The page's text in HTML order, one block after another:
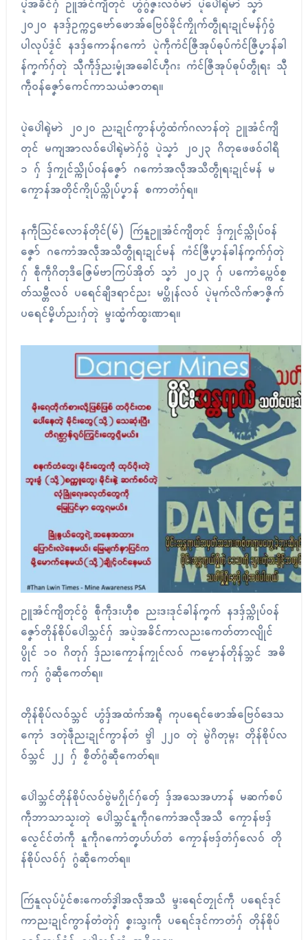
ပ္ဍဲအခိၚ်ဂှ် ဥူအံၚ်ကျဳတုၚ် ဟွံဂွံဇၞးလဝ်မာဲ ပ္ဍဲပေါဲရုဲမာဲ သၞာံ
၂၀၂၀ နဒဒှ်ဥက္ကဌဗော်ဖောအ်ဗြေဝ်ခိုၚ်ကၠိုက်တွဵုရးဍုၚ်မန်ဂှ်ဝွံ
ပါလုပ်ဒၟံၚ် နဒဒှ်ကောန်ဂကောံ ပ္ဍဲကဵုကံၚ်ဇြဳအုပ်ဓုပ်ကံၚ်ဇြဳပၞာန်ခါ
န်ကၞက်ဂှ်တုဲ သီုကဵုဒှ်ညးမၞုံအခေါၚ်ဟီုဂး ကံၚ်ဇြဳအုပ်ဓုပ်တွဵုရး သီု
ကဵုဝန်ဇၞော်ကေၚ်ကာသယံဇာတရ။
ပ္ဍဲပေါဲရုဲမာဲ ၂၀၂၀ ညးဍုၚ်ကွာန်ဟွံထံက်ဂလာန်တုဲ ဥူအံၚ်ကျဳ
တုၚ် မကျအာလဝ်ပေါဲရုဲမာဲဂှ်ဝွံ ပ္ဍဲသၞာံ ၂၀၂၃ ဂိတုဖေဖဝ်ဝါရဳ
၁ ဂှ် ဒှ်ကၠုၚ်သ္ကိုပ်ဝန်ဇၞော် ဂကောံအလဵုအသဳတွဵုရးဍုၚ်မန် မ
ကၠောန်အတိုၚ်က္ဍိုပ်သ္ကိုပ်ပၞာန် စကာတံဂှ်ရ။
နကဵုသြၚ်လောန်တိုၚ်(မ်) ကြဴနူဥူအံၚ်ကျဳတုၚ် ဒှ်ကၠုၚ်သ္ကိုပ်ဝန်
ဇၞော် ဂကောံအလဵုအသဳတွဵုရးဍုၚ်မန် ကံၚ်ဇြဳပၞာန်ခါန်ကၞက်ဂှ်တုဲ
ဂှ် စဵုကဵုဂိတုဒဳဇြေမ်ဗာကြပ်အိုတ် သၞာံ ၂၀၂၃ ဂှ် ပကောံပ္ကေဝ်စၟ
တ်သမ္တီလဝ် ပရေၚ်ချဳဒရာၚ်ညး မပ္တိုန်လဝ် ပ္ဍဲမုက်လိက်ဇာဇၞိက်
ပရေၚ်မၞိဟ်ညးဂှ်တုဲ မ္ဒးထ္မံက်ထ္ၜးဏာရ။
ဥူအံၚ်ကျဳတုၚ်ဝွံ စဵုကဵုဒးဟီုစ ညးဒးဒုၚ်ခါန်ကၞက် နဒဒှ်သ္ကိုပ်ဝန်
ဇၞော်တိုန်စိုပ်ပေါဲသ္ဘၚ်ဂှ် အပ္ဍဲအခိၚ်ကာလညးကေတ်တာလျိုၚ်
ပွိုၚ် ၁၀ ဂိတုဂှ် ဒှ်ညးကၠောန်ကၠုၚ်လဝ် ကမၠောန်တိုန်သ္ဘၚ် အဓိ
ကဂှ် ဂွံဆဵုကေတ်ရ။
တိုန်စိုပ်လဝ်သ္ဘၚ် ဟွံဒှ်အထံက်အရီု ကုပရေၚ်ဖောအ်ဗြေဝ်ဒေသ
ကေုာံ ဒတုဲဖဵုညးဍုၚ်ကွာန်တံ ဗ္ဒါဲ ၂၂၀ တုဲ မွဲဂိတုမ္ဂး တိုန်စိုပ်လ
ဝ်သ္ဘၚ် ၂၂ ဂှ် စၟဳတ်ဂွံဆဵုကေတ်ရ။
ပေါဲသ္ဘၚ်တိုန်စိုပ်လဝ်ဗွဲမဂၠိုၚ်ဂှ်တှ်ေ ဒှ်အသေအဟာန် မဆက်စပ်
ကဵုဘာသာသၟးတုဲ ပေါဲသ္ဘၚ်နူကဵုဂကောံအလဵုအသဳ ကၠောန်ဗဒှ်
လၟေၚ်ၚ်တံကဵု နူကဵုဂကောံတၞဟ်ဟ်တံ ကၠောန်ဗဒှ်တံဂှ်လေဝ် တို
န်စိုပ်လဝ်ဂှ် ဂွံဆဵုကေတ်ရ။
ကြဴနူလုပ်ပၠံၚ်ၜးကေတ်ဒၞါဲအလဵုအသဳ မ္ဒးရေၚ်တၠုၚ်ကဵု ပရေၚ်ဒုၚ်
ကာညးဍုၚ်ကွာန်တံတုဲဂှ် စၞးသ္ဒးကဵု ပရေၚ်ဒုၚ်ကာတံဂှ် တိုန်စိုပ်